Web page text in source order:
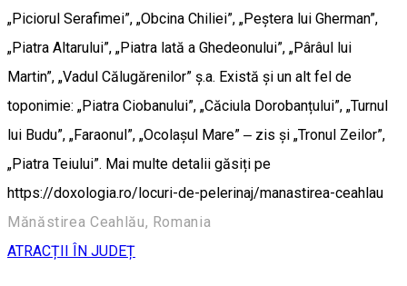
„Piciorul Serafimei”, „Obcina Chiliei”, „Peștera lui Gherman”,
„Piatra Altarului”, „Piatra lată a Ghedeonului”, „Pârâul lui
Martin”, „Vadul Călugărenilor” ș.a. Există și un alt fel de
toponimie: „Piatra Ciobanului”, „Căciula Dorobanțului”, „Turnul
lui Budu”, „Faraonul”, „Ocolașul Mare” ‒ zis și „Tronul Zeilor”,
„Piatra Teiului”. Mai multe detalii găsiți pe
https://doxologia.ro/locuri-de-pelerinaj/manastirea-ceahlau
Mănăstirea Ceahlău, Romania
ATRACȚII ÎN JUDEȚ